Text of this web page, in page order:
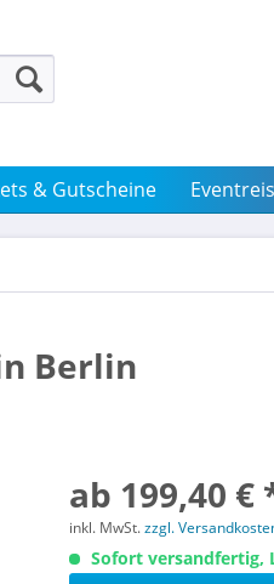
& Gutscheine
Berlin
ab 199,40 €
inkl. MwSt.zzgl.
Sofort versandfertig,